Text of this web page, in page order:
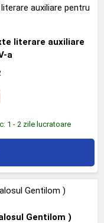
literare auxiliare
a
1 - 2 zile lucratoare
Gentilom )